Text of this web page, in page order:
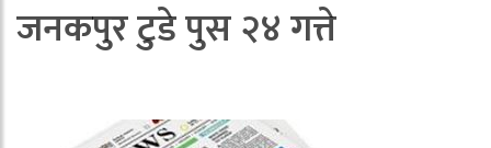
जनकपुर टुडे पुस २४ गत्ते